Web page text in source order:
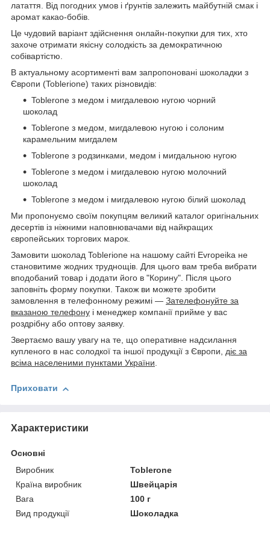
латаття. Від погодних умов і ґрунтів залежить майбутній смак і
аромат какао-бобів.
Це чудовий варіант здійснення онлайн-покупки для тих, хто
захоче отримати якісну солодкість за демократичною
собівартістю.
В актуальному асортименті вам запропоновані шоколадки з
Європи (Toblerione) таких різновидів:
Toblerone з медом і мигдалевою нугою чорний
шоколад
Toblerone з медом, мигдалевою нугою і солоним
карамельним мигдалем
Toblerone з родзинками, медом і мигдальною нугою
Toblerone з медом і мигдалевою нугою молочний
шоколад
Toblerone з медом і мигдалевою нугою білий шоколад
Ми пропонуємо своїм покупцям великий каталог оригінальних
десертів із ніжними наповнювачами від найкращих
європейських торгових марок.
Замовити шоколад Toblerione на нашому сайті Evropeika не
становитиме жодних труднощів. Для цього вам треба вибрати
вподобаний товар і додати його в "Корину". Після цього
заповніть форму покупки. Також ви можете зробити
замовлення в телефонному режимі — Зателефонуйте за
вказаною телефону і менеджер компанії прийме у вас
роздрібну або оптову заявку.
Звертаємо вашу увагу на те, що оперативне надсилання
купленого в нас солодкої та іншої продукції з Європи, діє за
всіма населеними пунктами України.
Приховати
Характеристики
Основні
Виробник
Toblerone
Країна виробник
Швейцарія
Вага
100 г
Вид продукції
Шоколадка